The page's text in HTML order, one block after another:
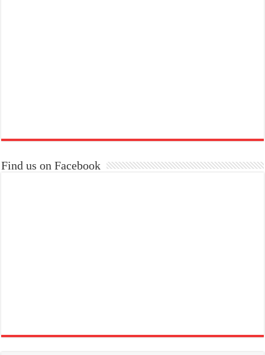
Find us on Facebook